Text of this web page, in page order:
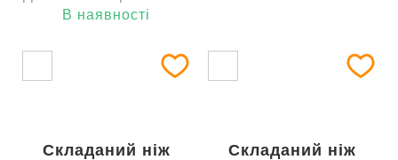
В наявності
Складаний ніж
Складаний ніж